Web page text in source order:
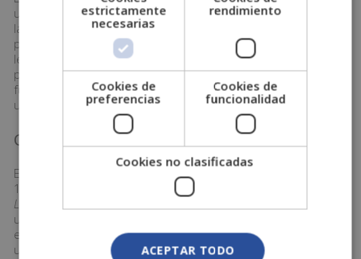
utilizados en todo el mundo. Desde 2001 se mantiene en
las primeras posiciones como lenguaje favorito de los
programadores y se caracteriza por su simplicidad y
legibilidad. Además, su popularidad se debe a la
permanencia que ofrece, ya que asegura el
funcionamiento continuado de las aplicaciones que lo
utilizan.
Cobol
Este lenguaje de programación universal fue creado en
1959. Su acrónimo significa
Language
utiliza para la informática de gestión empresarial. Por
ejemplo, el Cobol es el principal lenguaje de programación
utilizado en el sector de la banca.
estrictamente
necesarias
rendimiento
Cookies de
preferencias
Cookies de
funcionalidad
Cookies no clasificadas
ACEPTAR TODO